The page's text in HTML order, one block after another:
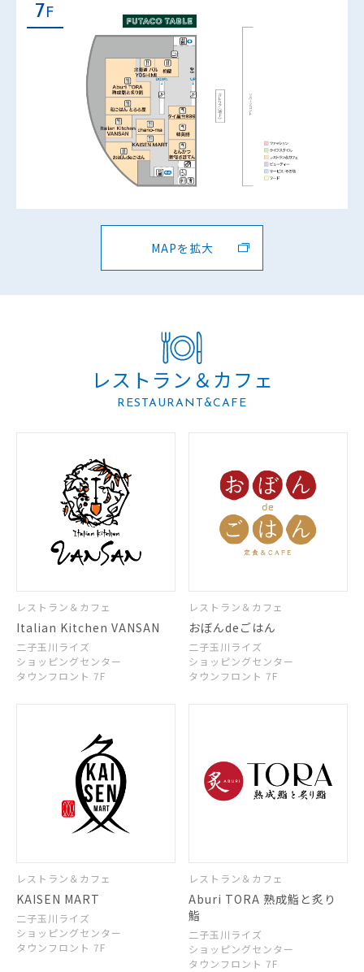
7
MAPを拡大
レストラン＆カフェ
RESTAURANT&CAFE
レストラン＆カフェ
Italian Kitchen VANSAN
二子玉川ライズ
ショッピングセンター
タウンフロント 7F
レストラン＆カフェ
おぼんdeごはん
二子玉川ライズ
ショッピングセンター
タウンフロント 7F
レストラン＆カフェ
KAISEN MART
二子玉川ライズ
ショッピングセンター
タウンフロント 7F
レストラン＆カフェ
Aburi TORA 熟成鮨と炙り
鮨
二子玉川ライズ
ショッピングセンター
タウンフロント 7F